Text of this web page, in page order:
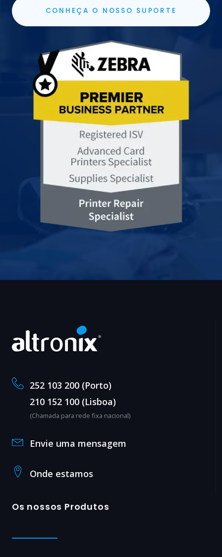
CONHEÇA O NOSSO SUPORTE
252 103 200 (Porto)
210 152 100 (Lisboa)
(Chamada para rede fixa nacional)
Envie uma mensagem
Onde estamos
Os nossos Produtos